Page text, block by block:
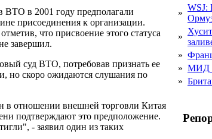
ВТО в 2001 году предполагали
присоединения к организации.
что присвоение этого статуса
завершил.
суд ВТО, потребовав признать ее
но скоро ожидаются слушания по
в отношении внешней торговли Китая
подтверждают это предположение.
- заявил один из таких
»
WSJ:
»
»
» МИД
»